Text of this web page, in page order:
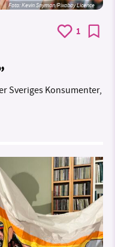
Foto:Kevin Snyman/Pixabay Licence
1
Sveriges Konsumenter,